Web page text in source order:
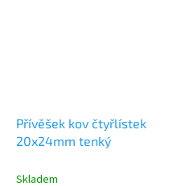
Přívěšek kov čtyřlístek
20x24mm tenký
Skladem